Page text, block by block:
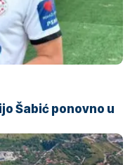
Šabić ponovno u